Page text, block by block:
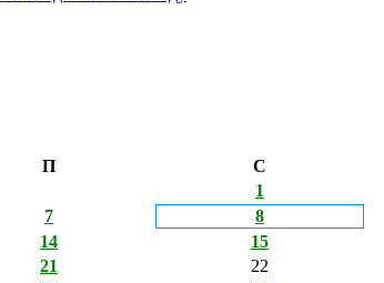
П С
1
7 8
14 15
21 22